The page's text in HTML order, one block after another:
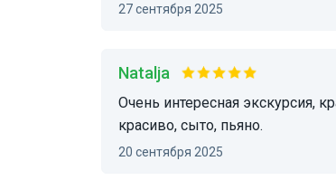
27 сентября 2025
Natalja
Очень интересная экскурсия, красивые виды, необычайно вкусная еда и напитки- коротко:
красиво, сыто, пьяно.
20 сентября 2025